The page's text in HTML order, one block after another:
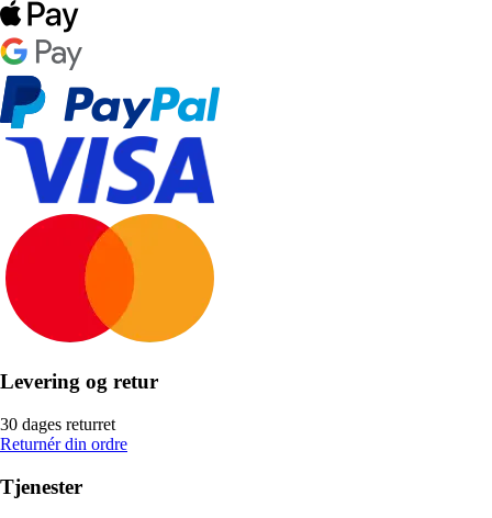
Levering og retur
30 dages returret
Returnér din ordre
Tjenester